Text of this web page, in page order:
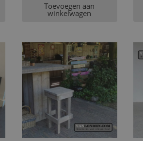
Toevoegen aan
winkelwagen